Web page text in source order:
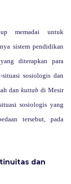
memadai untuk
sistem pendidikan
diterapkan para
situasi sosiologis dan
dankuttabdi Mesir
sosiologis yang
tersebut, pada
dan